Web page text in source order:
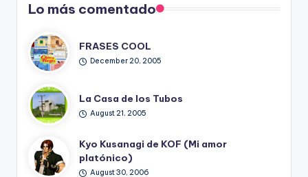
Lo más comentado
FRASES COOL
December 20, 2005
La Casa de los Tubos
August 21, 2005
Kyo Kusanagi de KOF (Mi amor
platónico)
August 30, 2006